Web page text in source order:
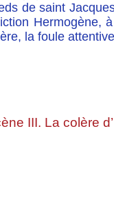
de saint
Hermogène,
la foule
III. La colère